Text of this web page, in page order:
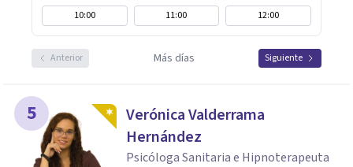
10:00
11:00 12:00
Anterior Más días Siguiente
5
Verónica Valderrama
Hernández
Psicóloga Sanitaria e Hipnoterapeuta